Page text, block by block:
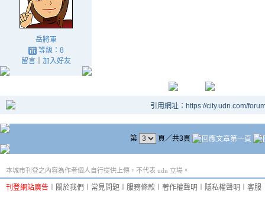
岳將軍
等級：8
留言｜ 加入好友
引用網址：https://city.udn.com/
第 頁／共3頁
本城市刊登之內容為作者個人自行提供上傳，不代表 udn 立場。
刊登網站廣告 關於我們 常見問題 服務條款 著作權聲明 隱私權聲明 客服